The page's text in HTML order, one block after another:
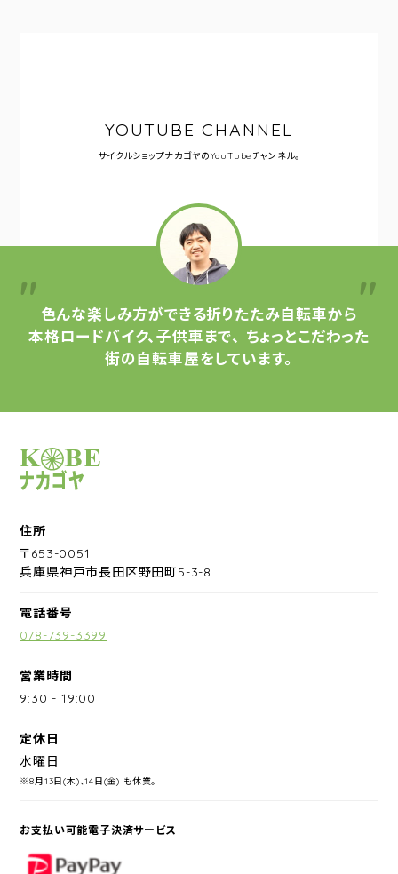
YOUTUBE CHANNEL
サイクルショップナカゴヤのYouTubeチャンネル。
色んな楽しみ方ができる折りたたみ自転車から
本格ロードバイク、子供車まで、 ちょっとこだわった
街の自転車屋をしています。
サイクルショップナカゴヤ
住所
〒653-0051
兵庫県神戸市長田区野田町5-3-8
電話番号
078-739-3399
営業時間
9:30 -19:00
定休日
水曜日
※8月13日(木)、14日(金) も休業。
お支払い可能電子決済サービス
PayPay